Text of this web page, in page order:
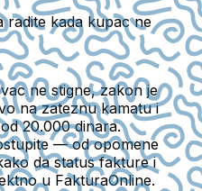
radite kada kupac ne
ne stigne, zakon je
na zateznu kamatu i
20.000 dinara.
— od opomene
da status fakture i
u FakturaOnline.